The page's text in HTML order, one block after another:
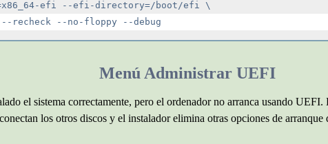
efi --efi-directory=/boot/efi \
Menú Administrar UEFI
el sistema correctamente, pero el ordenador no arranca usando
los otros discos y el instalador elimina otras opciones de